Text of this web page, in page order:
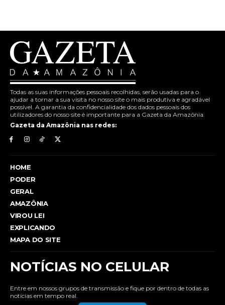
Todas as suas informações pessoais recolhidas, serão usadas para o
ajudar a tornar a sua visita no nosso site o mais produtiva e agradável
possível. A garantia da confidencialidade dos dados pessoais dos
utilizadores do nosso site é importante para a Gazeta da Amazônia.
Gazeta da Amazônia nas redes:
HOME
PODER
GERAL
AMAZÔNIA
VIROU LEI
EXPLICANDO
MAPA DO SITE
NOTÍCIAS NO CELULAR
Entre em nossos grupos de transmissão e fique por dentro de todas as
notícias em tempo real.